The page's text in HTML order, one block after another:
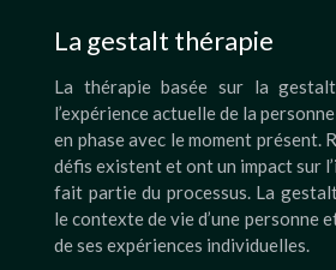
La gestalt thérapie
La thérapie basée sur la
l’expérience actuelle de la
en phase avec le moment présent.
défis existent et ont un impact sur
fait partie du processus. La
le contexte de vie d’une personne
de ses expériences individuelles.